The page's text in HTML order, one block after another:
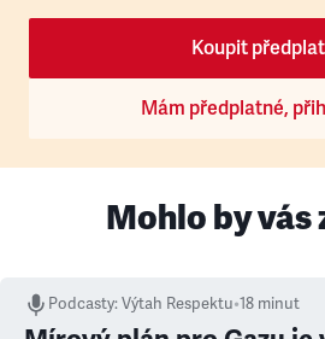
Koupit
Mám předplatné,
Mohlo by vás
Podcasty:Výtah Respektu•18 minut